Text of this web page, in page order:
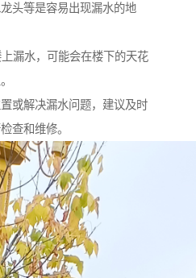
头等是容易出现漏水的地
漏水，可能会在楼下的天花
或解决漏水问题，建议及时
查和维修。